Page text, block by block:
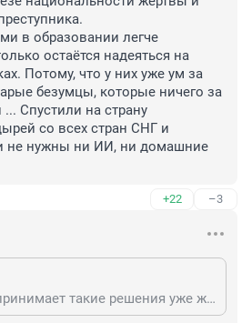
в образовании легче
остаётся надеяться на
Потому, что у них уже ум за
безумцы, которые ничего за
Спустили на страну
со всех стран СНГ и
не нужны ни ИИ, ни домашние
+22 –3
Никак. Все, кто принимает такие решения уже живут в другой стране. "Илита". У всех двойное гражданство и имущество не в России. Но до сих пор сохраняют влияние и на медицину, и на образование, и на промышленность в нашей стране. Имущество, правда, не посмотреть. Декларации засекретил сам предводитель. Как и статистику в разрезе национальности жертвы и национальности преступника. Людьми с изъянами в образовании легче управлять. И тут только остаётся надеяться на гонку на катафалках. Потому, что у них уже ум за разум заходит. Старые безумцы, которые ничего за 36 лет не сделали ... Спустили на страну маргиналов и лодырей со всех стран СНГ и бандитов. Им-то и не нужны ни ИИ, ни домашние задания.